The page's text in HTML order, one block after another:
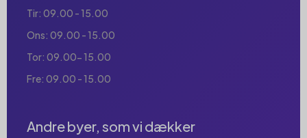
Tir: 09.00 - 15.00
Ons: 09.00 - 15.00
Tor: 09.00- 15.00
Fre: 09.00 - 15.00
Andre byer, som vi dækker